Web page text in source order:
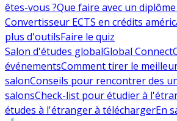
êtes-vous ?Que faire avec un
Convertisseur ECTS en crédits
plus d'outilsFaire le quiz
Salon d'études globalGlobal Connect
événementsComment tirer le
salonConseils pour rencontrer des
salonsCheck-list pour étudier à
études à l'étranger à téléchargerEn